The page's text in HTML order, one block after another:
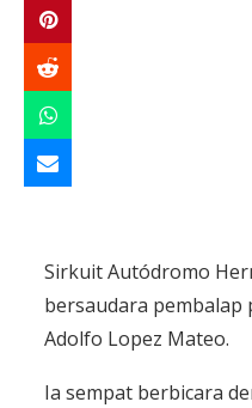
Sirkuit Autódromo
bersaudara
Adolfo Lopez Mateo.
Ia sempat berbicara